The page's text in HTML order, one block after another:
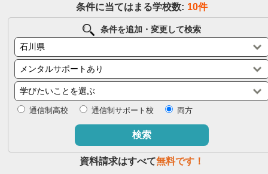
中国
四国
閉じる
条件に当てはまる学校数: 10件
条件を追加・変更して検索
通信制高校 通信制サポート校 両方
検索
資料請求はすべて無料です！